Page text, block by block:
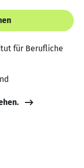
für Berufliche